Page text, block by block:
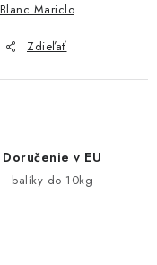
Blanc Mariclo
Zdieľať
Doručenie v EU
balíky do 10kg